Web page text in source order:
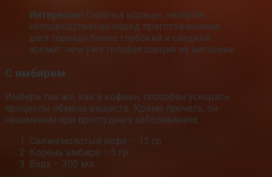
Интересно! Палочка корицы, натертая
непосредственно перед приготовлением,
даст гораздо более глубокий и сладкий
аромат, чем уже готовая специя из магазина.
С имбирем
Имбирь так же, как и кофеин, способен ускорить
процессы обмена веществ. Кроме прочего, он
незаменим при простудных заболеваниях:
Свежемолотый кофе – 15 гр.
Корень имбиря – 5 гр.
Вода – 300 мл.